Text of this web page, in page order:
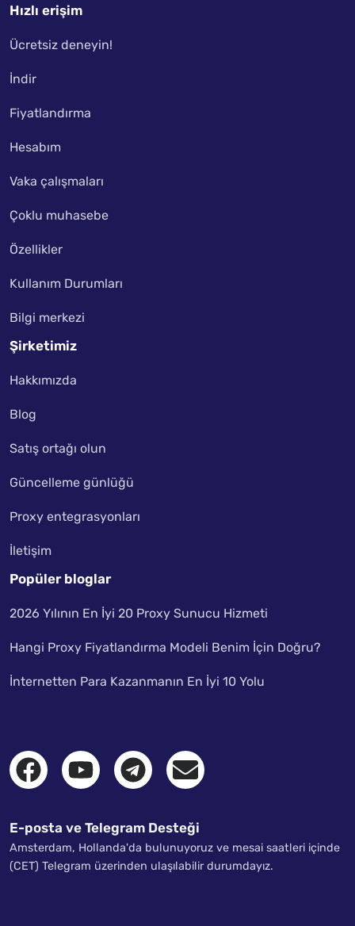
Hızlı erişim
Ücretsiz deneyin!
İndir
Fiyatlandırma
Hesabım
Vaka çalışmaları
Çoklu muhasebe
Özellikler
Kullanım Durumları
Bilgi merkezi
Şirketimiz
Hakkımızda
Blog
Satış ortağı olun
Güncelleme günlüğü
Proxy entegrasyonları
İletişim
Popüler bloglar
2026 Yılının En İyi 20 Proxy Sunucu Hizmeti
Hangi Proxy Fiyatlandırma Modeli Benim İçin Doğru?
İnternetten Para Kazanmanın En İyi 10 Yolu
E-posta ve Telegram Desteği
Amsterdam, Hollanda'da bulunuyoruz ve mesai saatleri içinde
(CET) Telegram üzerinden ulaşılabilir durumdayız.